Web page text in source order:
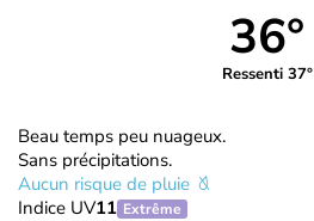
36°
Ressenti 37°
Beau temps peu nuageux.
Sans précipitations.
Aucun risque de pluie
Indice UV11 Extrême